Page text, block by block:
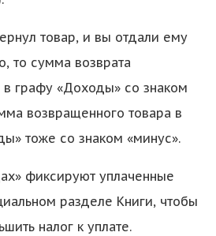
товар, и вы отдали ему
то сумма возврата
в графу «Доходы» со знаком
возвращенного товара в
тоже со знаком «минус».
фиксируют уплаченные
разделе Книги, чтобы
налог к уплате.